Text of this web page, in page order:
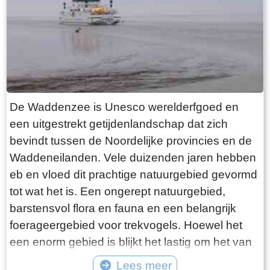
want deze is aan de binnenkant ook de moeite
waard. Er hangt een aantal historische houten
rouwborden aan de muur. In de huizen brandt
licht en de kachel. Aan de andere kant van de
terp loop je weer naar beneden, nu via voetpad
van gele klinkers. Als je daarna links aanhoudt
kom je gewoon weer uit waar je bent begonnen.
Het is moeilijk voor te stellen dat een dergelijk
terp ooit door mensenhanden is gemaakt.
Terpen hadden een belangrijke functie als
bescherming tegen overstromingen vanuit zee.
Na de aanleg van dijken werden ze, ontdaan
van hun nut, voor het grootste deel weer
afgegraven. De vruchtbare grond naar elders
verscheept. Hoe rigoureus deze vorm van
De Waddenzee is Unesco werelderfgoed en
een uitgestrekt getijdenlandschap dat zich
bevindt tussen de Noordelijke provincies en de
Waddeneilanden. Vele duizenden jaren hebben
eb en vloed dit prachtige natuurgebied gevormd
tot wat het is. Een ongerept natuurgebied,
barstensvol flora en fauna en een belangrijk
foerageergebied voor trekvogels. Hoewel het
een enorm gebied is blijkt het lastig om het van
dichtbij te zien en ervaren. Natuurlijk kun je in
Lees meer